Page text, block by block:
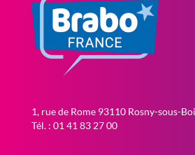
1, rue de Rome 93110 Rosny-sous-
Tél. : 01 41 83 27 00